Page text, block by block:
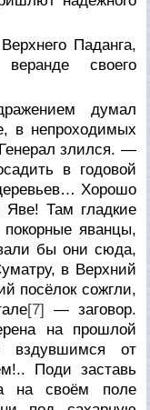
Верхнего Паданга,
своего
думал
в непроходимых
злился. —
в годовой
Хорошо
Яве! Там гладкие
яванцы,
бы они сюда,
в Верхний
посёлок сожгли,
[7] — заговор.
на прошлой
вздувшимся от
Поди заставь
на своём поле